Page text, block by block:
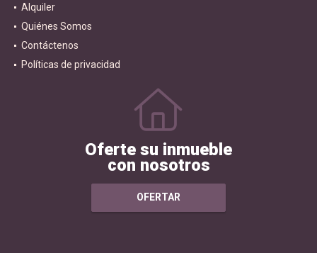
Alquiler
Quiénes Somos
Contáctenos
Políticas de privacidad
Oferte su inmueble
con nosotros
OFERTAR